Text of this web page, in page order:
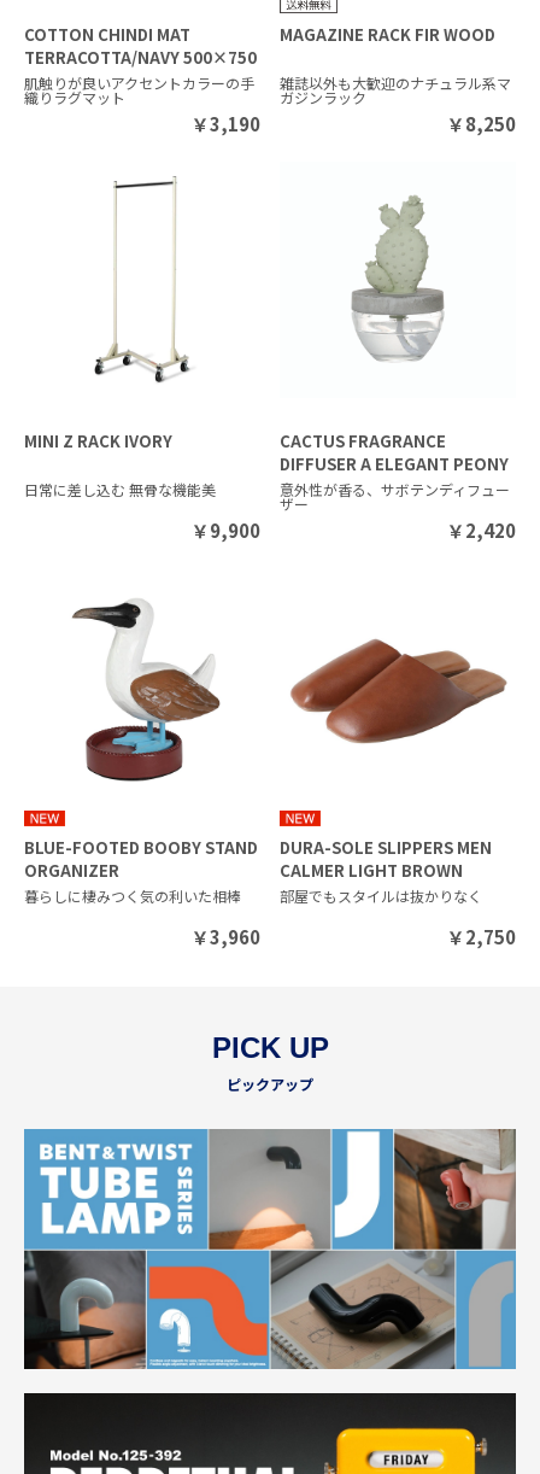
COTTON CHINDI MAT
TERRACOTTA/NAVY 500×750
肌触りが良いアクセントカラーの手
織りラグマット
￥3,190
MAGAZINE RACK FIR WOOD
雑誌以外も大歓迎のナチュラル系マ
ガジンラック
￥8,250
MINI Z RACK IVORY
日常に差し込む 無骨な機能美
￥9,900
CACTUS FRAGRANCE
DIFFUSER A ELEGANT PEONY
意外性が香る、サボテンディフュー
ザー
￥2,420
BLUE-FOOTED BOOBY STAND
ORGANIZER
暮らしに棲みつく気の利いた相棒
￥3,960
DURA-SOLE SLIPPERS MEN
CALMER LIGHT BROWN
部屋でもスタイルは抜かりなく
￥2,750
PICK UP
ピックアップ